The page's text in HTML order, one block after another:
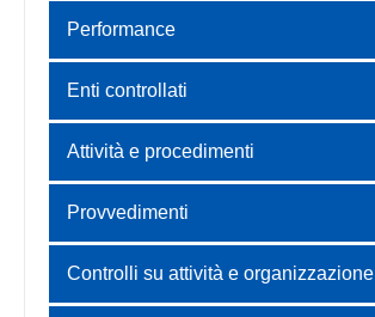
Performance
Enti controllati
Attività e procedimenti
Provvedimenti
Controlli su attività e organizzazione